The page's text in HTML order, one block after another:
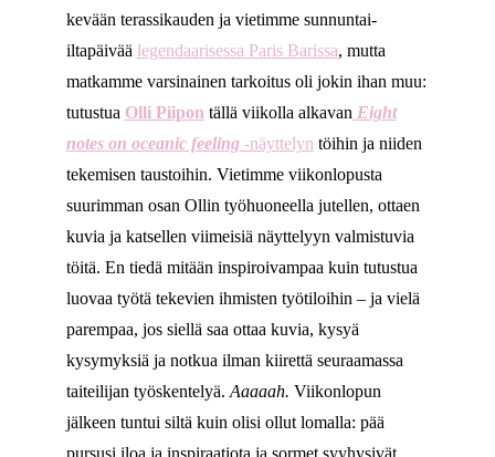
kevään terassikauden ja vietimme sunnuntai-
iltapäivää legendaarisessa Paris Barissa, mutta
matkamme varsinainen tarkoitus oli jokin ihan muu:
tutustua Olli Piipon tällä viikolla alkavan Eight
notes on oceanic feeling-näyttelyn töihin ja niiden
tekemisen taustoihin. Vietimme viikonlopusta
suurimman osan Ollin työhuoneella jutellen, ottaen
kuvia ja katsellen viimeisiä näyttelyyn valmistuvia
töitä. En tiedä mitään inspiroivampaa kuin tutustua
luovaa työtä tekevien ihmisten työtiloihin – ja vielä
parempaa, jos siellä saa ottaa kuvia, kysyä
kysymyksiä ja notkua ilman kiirettä seuraamassa
taiteilijan työskentelyä. Aaaaah. Viikonlopun
jälkeen tuntui siltä kuin olisi ollut lomalla: pää